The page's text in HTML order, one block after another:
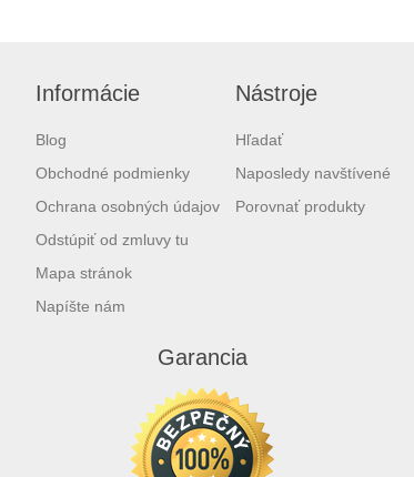
Informácie
Blog
Obchodné podmienky
Ochrana osobných údajov
Odstúpiť od zmluvy tu
Mapa stránok
Napíšte nám
Nástroje
Hľadať
Naposledy navštívené
Porovnať produkty
Garancia